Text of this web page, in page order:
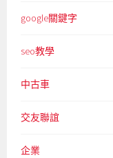
google關鍵字
seo教學
中古車
交友聯誼
企業